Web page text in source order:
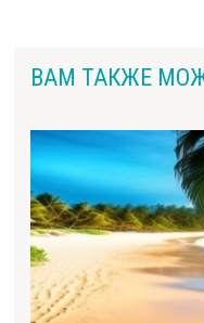
ВАМ ТАКЖЕ